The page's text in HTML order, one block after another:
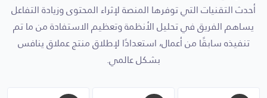
أحدث التقنيات التي توفرها المنصة لإثراء المحتوى وزيادة التفاعل
يساهم الفريق في تحليل الأنظمة وتعظيم الاستفادة من ما تم
تنفيذه سابقًا من أعمال، استعدادًا لإطلاق منتج عملاق ينافس
بشكل عالمي.